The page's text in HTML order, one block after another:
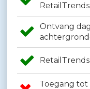
Ontvang
Toegang tot